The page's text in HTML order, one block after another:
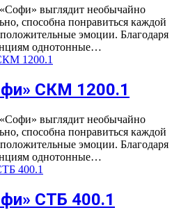
выглядит необычайно
способна понравиться каждой
эмоции. Благодаря
однотонные…
СКМ 1200.1
выглядит необычайно
способна понравиться каждой
эмоции. Благодаря
однотонные…
СТБ 400.1